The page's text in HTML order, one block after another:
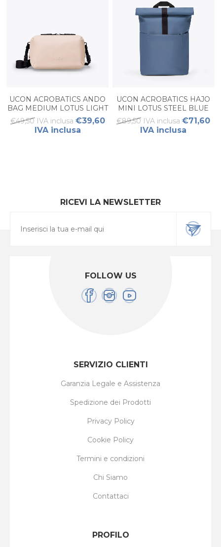
UCON ACROBATICS ANDO
BAG MEDIUM LOTUS LIGHT
APRICOT
€49,50 IVA inclusa €39,60
IVA inclusa
UCON ACROBATICS HAJO
MINI LOTUS STEEL BLUE
€89,50 IVA inclusa €71,60
IVA inclusa
RICEVI LA NEWSLETTER
FOLLOW US
SERVIZIO CLIENTI
Garanzia Legale e Assistenza
Spedizione dei Prodotti
Privacy Policy
Cookie Policy
Termini e condizioni
Chi Siamo
Contattaci
PROFILO